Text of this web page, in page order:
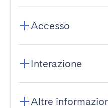
Accesso
Interazione
Altre